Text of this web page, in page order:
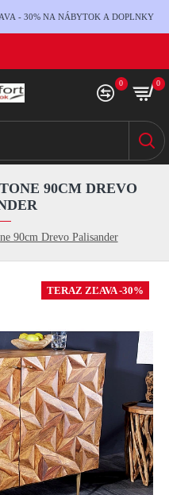
- 30% NA NÁBYTOK A DOPLNKY
0 0
90cm Drevo Palisander
90CM DREVO
TERAZ ZĽAVA -30%